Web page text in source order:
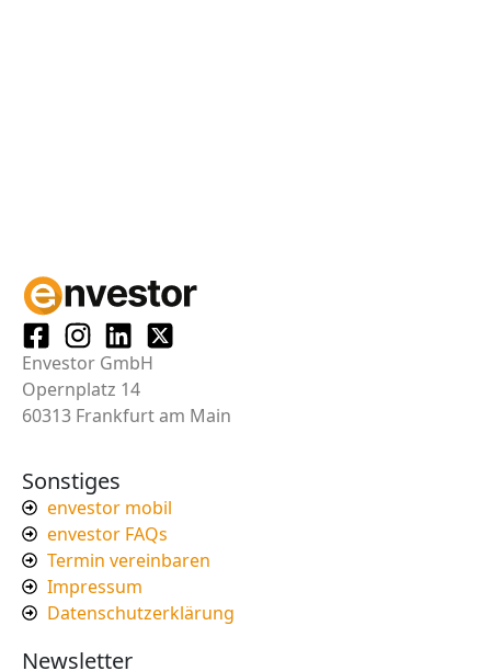
Envestor GmbH
Opernplatz 14
60313 Frankfurt am Main
Sonstiges
envestor mobil
envestor FAQs
Termin vereinbaren
Impressum
Datenschutzerklärung
Newsletter